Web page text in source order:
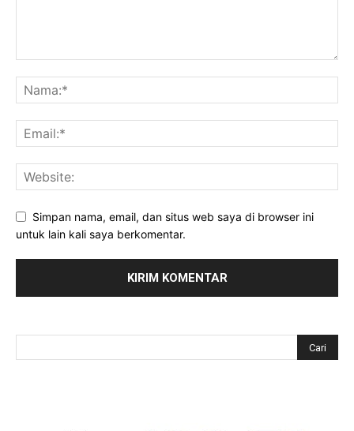
Simpan nama, email, dan situs web saya di browser ini
untuk lain kali saya berkomentar.